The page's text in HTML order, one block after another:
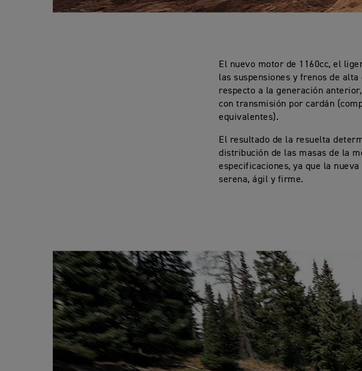
El nuevo motor de 1160cc, el
las suspensiones y frenos de
respecto a la generación
con transmisión por cardán
equivalentes).
El resultado de la resuelta
distribución de las masas de la
especificaciones, ya que la
serena, ágil y firme.